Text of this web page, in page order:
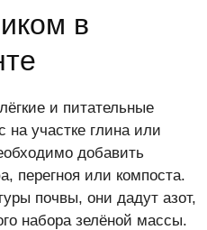
в
и питательные
на участке глина или
добавить
перегноя или компоста.
почвы, они дадут азот,
набора зелёной массы.